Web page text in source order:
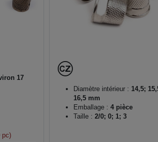
17
pc)
Diamètre intérieur : 14,5;
16,5 mm
Emballage : 4 pièce
Taille : 2/0; 0; 1; 3